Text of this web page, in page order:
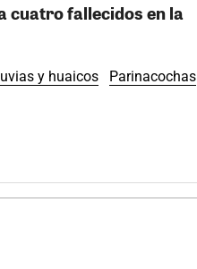
cuatro fallecidos en la
y huaicos Parinacochas